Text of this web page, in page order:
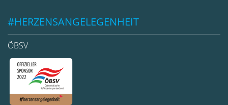
#HERZENSANGELEGENHEIT
ÖBSV